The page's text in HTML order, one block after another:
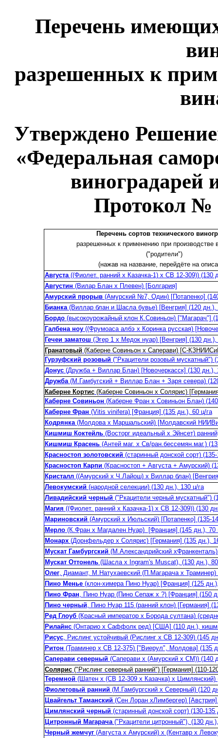
Перечень
разрешенных к
Утверждено
«Федеральная
виноградарей
Протокол №
Перечень сортов технического
разрешенных к применению при производстве
("родители")
(нажав на название, перейдёте на
Августа((Фиолет. ранний х Казачка-1) х СВ 12-309)) (130
Августин (Вилар Блан х Плевен) [Болгария]
Амурский прорыв(Амурский №7, Один) [Потапенко]
Бианка(Виллар блан и Шасла бувье) [Венгрия] (120 дн.),
Бордо(высокоурожайный клон К.Совиньон) ["Магарач"]
Галбена ноу((Фрумоаса албэ x Коринка русская)
Гечеи заматош (Эгер 1 x Медок нуар) [Венгрия] (130 дн.),
Гранатовый(Каберне Совиньон x Саперави) [С-
Гурзуфский розовый("Ркацители розовый мускатный")
Донус(Дружба + Виллар Блан) [Новочеркасск] (130 дн.),
Дружба(М.Гамбугский + Виллар Блан + Заря севера)
Каберне Кортис(Каберне Совиньон x Солярис)
Каберне Совиньон (Каберне Фран x Совиньон Блан)
Каберне Фран (Vitis vinifera) [Франция] (135 дн.), 60 ц/га
Кодрянка(Молдова x Маршальский) [Молдавский
Кишмиш Коктейль(Восторг идеальный х Эйнсет)
Кишмиш Красень(Антей маг. х Св/ран.бессемян.маг.)
Красностоп золотовский(старинный донской сорт)
Красностоп Карпи(Красностоп + Августа + Амурский)
Кристалл((Амурский x Ч.Лайош) x Виллар блан)
Левокумский(народной селекции) (130 дн.), 130 ц/га
Ливадийский черный("Ркацители черный мускатный")
Магия ((Фиолет. ранний х Казачка-1) х СВ 12-309)) (130
Мариновский(Амурский х Июльский) [Потапенко] (135-
Мерло(К.Фран х Магдален Нуар) [Франция] (145 дн.), 70
Монарх(Дорнфельдер х Солярис) [Германия] (135 дн.),
Мускат Гамбургский(М.Александрийский
Мускат Оттонель(Шасла х Ingram's Muscat), (130 дн.), 80
Олег, Диамант, М.Натухаевский (П.Магарача х Траминер)
Пино Менье(клон-химера Пино Нуар) [Франция] (125
Пино Фран , Пино Нуар (Пино Сепаж х ?) [Франция] (150
Пино черный, Пино Нуар 115 (ранний клон) [Германия]
Ред Глоуб(Красный император х Борода султана)
Рилайнс(Онтарио x Саффолк ред) [США] (110 дн.),
Рисус, Рислинг устойчивый (Рислинг х СВ 12-309) (145
Ритон (Траминер х СВ 12-375) ["Виерул", Молдова] (135
Саперави северный(Саперави х (Амурский х СМ)) (140
Солярис("Рислинг северный ранний") [Германия] (110-
Теремной(Шатен х (СВ 12-309 х Казачка) х Цимлянский)
Фиолетовый ранний(М.Гамбургский х Северный) (120
Цвайгельт Таманский(Сен Лоран хЛимбергер) [Австрия]
Цимлянский черный(старинный донской сорт) (130-135
Цитронный Магарача("Ркацители цитронный"), (130
Черный жемчуг(Августа х Амурский) х (Кентавр х